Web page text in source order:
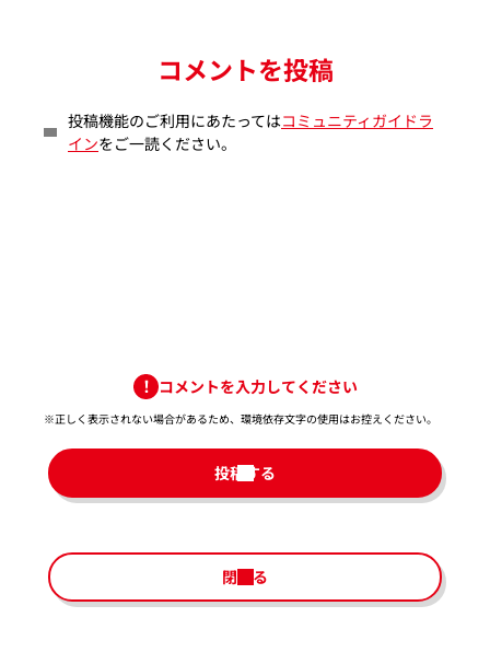
コメントを投稿
投稿機能のご利用にあたってはコミュニティガイドラ
インをご一読ください。
コメントを入力してください
※正しく表示されない場合があるため、環境依存文字の使用はお控えください。​
投稿する
閉じる